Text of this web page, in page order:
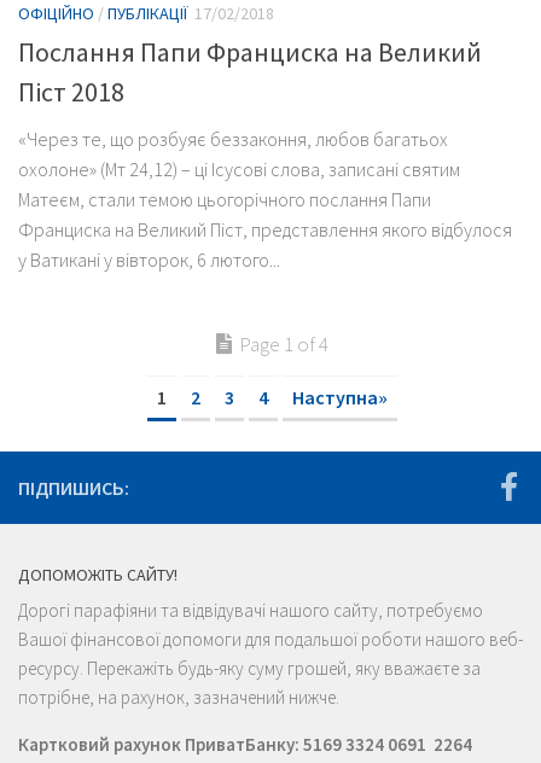
ОФІЦІЙНО /ПУБЛІКАЦІЇ 17/02/2018
Послання Папи Франциска на Великий
Піст 2018
«Через те, що розбуяє беззаконня, любов багатьох
охолоне» (Мт 24,12) – ці Ісусові слова, записані святим
Матеєм, стали темою цьогорічного послання Папи
Франциска на Великий Піст, представлення якого відбулося
у Ватикані у вівторок, 6 лютого...
Page 1 of 4
1 2 3 4 Наступна»
ПІДПИШИСЬ:
ДОПОМОЖІТЬ САЙТУ!
Дорогі парафіяни та відвідувачі нашого сайту, потребуємо
Вашої фінансової допомоги для подальшої роботи нашого веб-
ресурсу. Перекажіть будь-яку суму грошей, яку вважаєте за
потрібне, на рахунок, зазначений нижче.
Картковий рахунок ПриватБанку: 5169 3324 0691 2264